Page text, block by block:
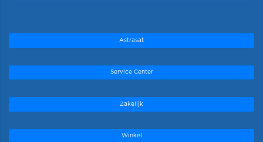
Astrasat
Service Center
Zakelijk
Winkel